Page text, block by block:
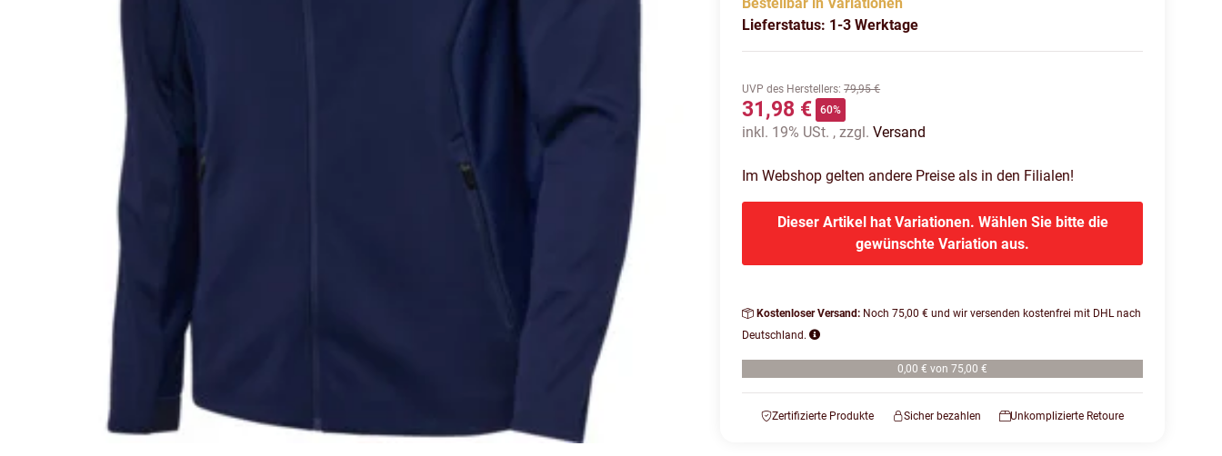
Lieferstatus: 1-3 Werktage
UVP des Herstellers:79,95 €
31,98 € 60%
inkl. 19% USt. , zzgl.Versand
Im Webshop gelten andere Preise als in den Filialen!
Dieser Artikel hat Variationen. Wählen Sie bitte die
gewünschte Variation aus.
Kostenloser Versand: Noch 75,00 € und wir versenden kostenfrei mit DHL nach
Deutschland.
0,00 € von 75,00 €
Zertifizierte Produkte Sicher bezahlen Unkomplizierte Retoure